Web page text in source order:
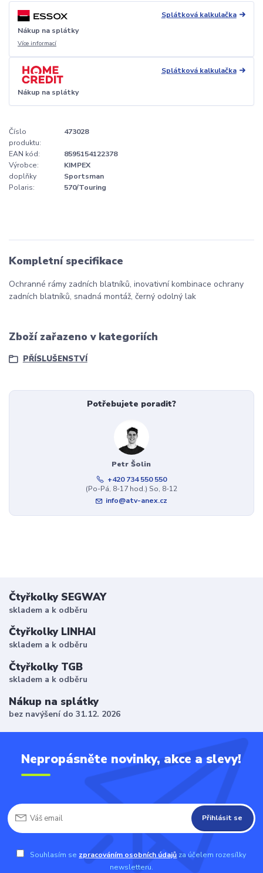
Splátková kalkulačka
Nákup na splátky
Více informací
Splátková kalkulačka
Nákup na splátky
Číslo
produktu:
473028
EAN kód:
8595154122378
Výrobce:
KIMPEX
doplňky
Polaris:
Sportsman
570/Touring
Kompletní specifikace
Ochranné rámy zadních blatníků, inovativní kombinace ochrany
zadních blatníků, snadná montáž, černý odolný lak
Zboží zařazeno v kategoriích
PŘÍSLUŠENSTVÍ
Potřebujete poradit?
Petr Šolin
+420 734 550 550
(Po-Pá, 8-17 hod.) So, 8-12
info@atv-anex.cz
Čtyřkolky SEGWAY
skladem a k odběru
Čtyřkolky LINHAI
skladem a k odběru
Čtyřkolky TGB
skladem a k odběru
Nákup na splátky
bez navýšení do 31.12. 2026
Nepropásněte novinky, akce a slevy!
Přihlásit se
Souhlasím se zpracováním osobních údajů za účelem rozesílky
newsletteru.